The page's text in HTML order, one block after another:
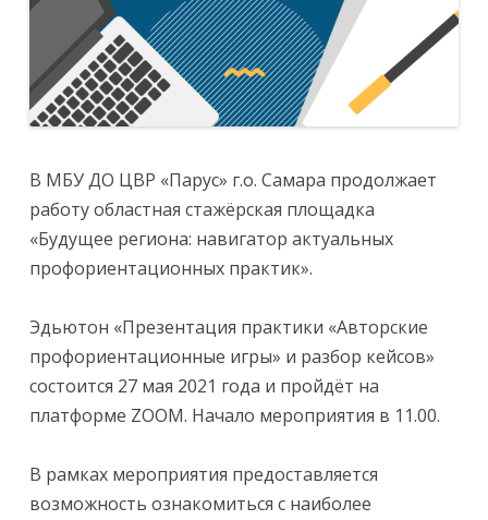
В МБУ ДО ЦВР «Парус» г.о. Самара продолжает
работу областная стажёрская площадка
«Будущее региона: навигатор актуальных
профориентационных практик».
Эдьютон «Презентация практики «Авторские
профориентационные игры» и разбор кейсов»
состоится 27 мая 2021 года и пройдёт на
платформе ZOOM. Начало мероприятия в 11.00.
В рамках мероприятия предоставляется
возможность ознакомиться с наиболее